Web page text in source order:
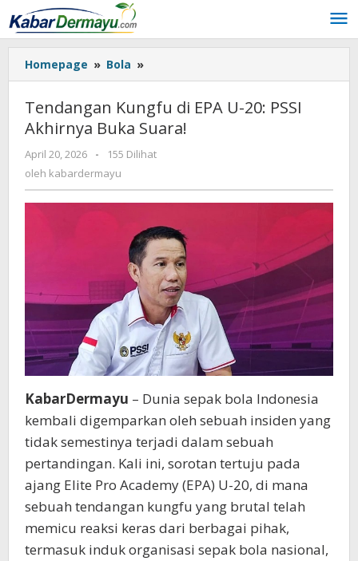
Lewati
ke
konten
Homepage » Bola »
Kungfu
EPA
U-
20:
Tendangan Kungfu di EPA U-20: PSSI
Akhirnya Buka Suara!
April 20, 2026
oleh
kabardermayu
-
155 Dilihat
oleh kabardermayu
KabarDermayu – Dunia sepak bola Indonesia
kembali digemparkan oleh sebuah insiden yang
tidak semestinya terjadi dalam sebuah
pertandingan. Kali ini, sorotan tertuju pada
ajang Elite Pro Academy (EPA) U-20, di mana
sebuah tendangan kungfu yang brutal telah
memicu reaksi keras dari berbagai pihak,
termasuk induk organisasi sepak bola nasional,